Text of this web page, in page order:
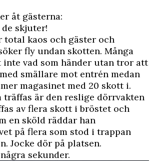
åt gästerna:
de skjuter!
total kaos och gäster och
fly undan skotten. Många
vad som händer utan tror att
smällare mot entrén medan
magasinet med 20 skott i.
träffas är den reslige dörrvakten
av flera skott i bröstet och
en sköld räddar han
på flera som stod i trappan
Jocke dör på platsen.
sekunder.